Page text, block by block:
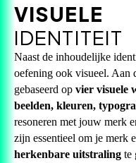
VISUELE
IDENTITEIT
Naast de inhoudelijke
oefening ook visueel. Aan
gebaseerd op vier visuele
beelden, kleuren,
resoneren met jouw merk
zijn essentieel om je merk
herkenbare uitstraling te